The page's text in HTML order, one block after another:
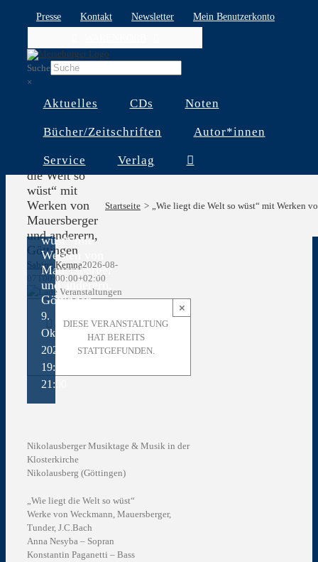
Presse Kontakt Newsletter
Mein Benutzerkonto
Suche
×
Aktuelles CDs Noten
Bücher/Zeitschriften Autor*innen
Service Verlag
„Wie liegt
die Welt so
wüst“ mit
Werken von
Mauersberger
und anderern,
Göttingen
Startseite „Wie liegt die Welt so wüst“ mit Werken
Sabine Kemna2026-08-
07T00:00:00+02:00
DIESE VERANSTALTUNG
HAT BEREITS
STATTGEFUNDEN.
×
„Wie liegt
die Welt so
wüst“ mit
Werken von
Mauersberger
und anderern,
Göttingen
9.
Oktober
2021 @
19:00
21:00
Nikolausberger Musiktage & Musik in der
Klosterkirche
Nikolausberg (Göttingen)
„Wie liegt die Welt so wüst“
Werke von Weckmann, Mauersberger,
Tunder, J.C.Bach
Anna Nesyba – Sopran
Konstantin Paganetti – Bass